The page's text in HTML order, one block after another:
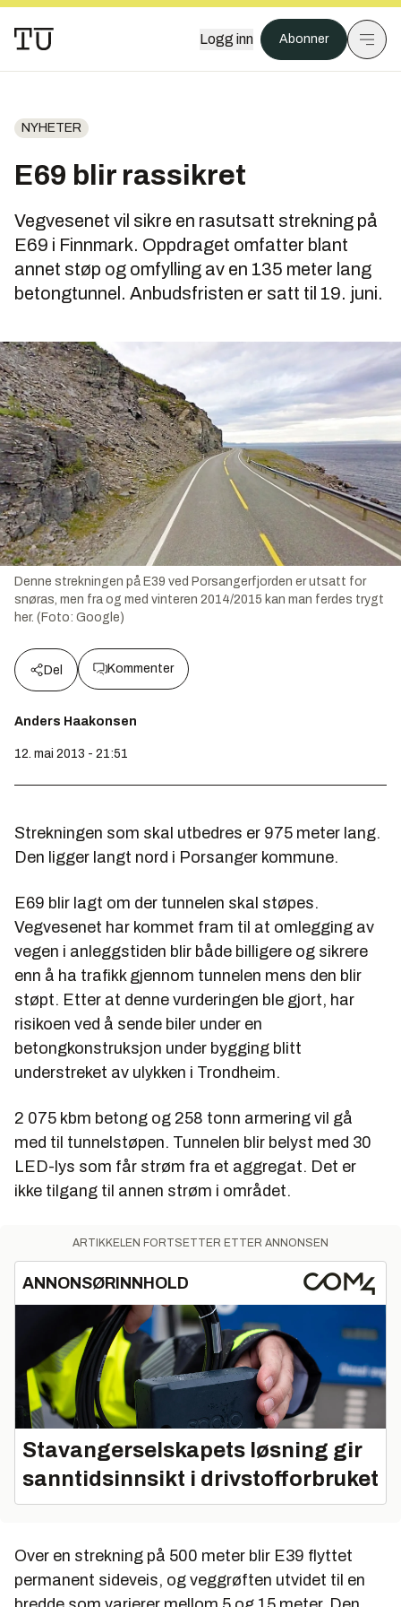
Logg inn Abonner
NYHETER
E69 blir rassikret
Vegvesenet vil sikre en rasutsatt strekning på
E69 i Finnmark. Oppdraget omfatter blant
annet støp og omfylling av en 135 meter lang
betongtunnel. Anbudsfristen er satt til 19. juni.
Denne strekningen på E39 ved Porsangerfjorden er utsatt for
snøras, men fra og med vinteren 2014/2015 kan man ferdes trygt
her. (Foto: Google)
Del Kommenter
Anders Haakonsen
12. mai 2013 - 21:51
Strekningen som skal utbedres er 975 meter lang.
Den ligger langt nord i Porsanger kommune.
E69 blir lagt om der tunnelen skal støpes.
Vegvesenet har kommet fram til at omlegging av
vegen i anleggstiden blir både billigere og sikrere
enn å ha trafikk gjennom tunnelen mens den blir
støpt. Etter at denne vurderingen ble gjort, har
risikoen ved å sende biler under en
betongkonstruksjon under bygging blitt
understreket av ulykken i Trondheim.
2 075 kbm betong og 258 tonn armering vil gå
med til tunnelstøpen. Tunnelen blir belyst med 30
LED-lys som får strøm fra et aggregat. Det er
ikke tilgang til annen strøm i området.
ARTIKKELEN FORTSETTER ETTER ANNONSEN
ANNONSØRINNHOLD
Stavangerselskapets løsning gir
sanntidsinnsikt i drivstofforbruket
Over en strekning på 500 meter blir E39 flyttet
permanent sideveis, og veggrøften utvidet til en